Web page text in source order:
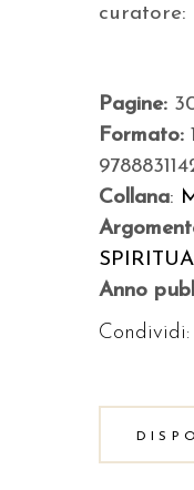
curatore:
Pagine:
Formato:
Collana:
Anno
Condividi: